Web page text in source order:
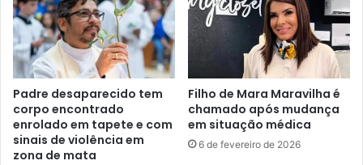
Padre desaparecido tem
corpo encontrado
enrolado em tapete e com
sinais de violência em
zona de mata
Filho de Mara Maravilha é
chamado após mudança
em situação médica
6 de fevereiro de 2026